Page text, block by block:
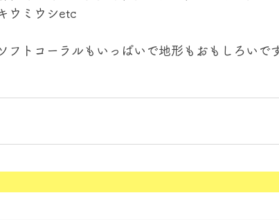
ウミウシetc
フトコーラルもいっぱいで地形もおもしろいで